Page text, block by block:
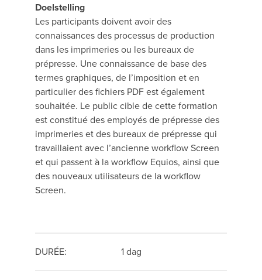
Doelstelling
Les participants doivent avoir des
connaissances des processus de production
dans les imprimeries ou les bureaux de
prépresse. Une connaissance de base des
termes graphiques, de l’imposition et en
particulier des fichiers PDF est également
souhaitée. Le public cible de cette formation
est constitué des employés de prépresse des
imprimeries et des bureaux de prépresse qui
travaillaient avec l’ancienne workflow Screen
et qui passent à la workflow Equios, ainsi que
des nouveaux utilisateurs de la workflow
Screen.
DURÉE: 1 dag